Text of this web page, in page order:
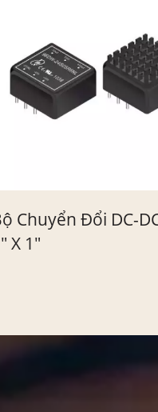
Chuyển Đổi DC-
Vào Siêu Rộng